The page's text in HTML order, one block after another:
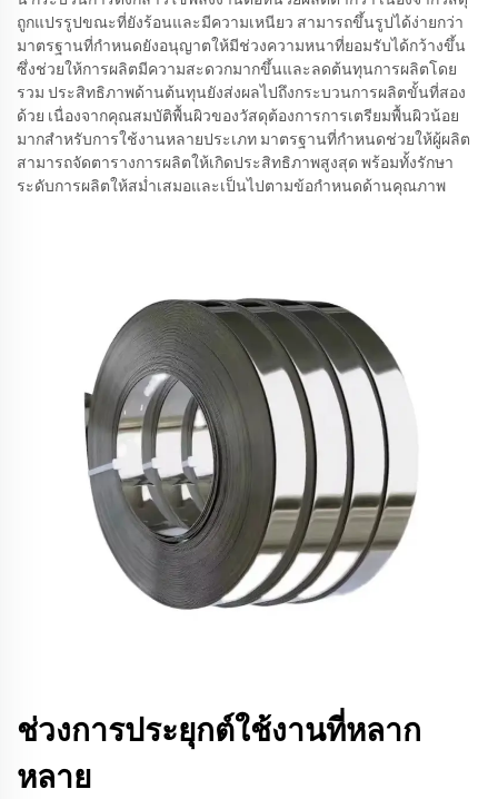
ถูกแปรรูปขณะที่ยังร้อนและมีความเหนียว สามารถขึ้นรูปได้ง่ายกว่า
มาตรฐานที่กำหนดยังอนุญาตให้มีช่วงความหนาที่ยอมรับได้กว้างขึ้น
ซึ่งช่วยให้การผลิตมีความสะดวกมากขึ้นและลดต้นทุนการผลิตโดย
รวม ประสิทธิภาพด้านต้นทุนยังส่งผลไปถึงกระบวนการผลิตขั้นที่สอง
ด้วย เนื่องจากคุณสมบัติพื้นผิวของวัสดุต้องการการเตรียมพื้นผิวน้อย
มากสำหรับการใช้งานหลายประเภท มาตรฐานที่กำหนดช่วยให้ผู้ผลิต
สามารถจัดตารางการผลิตให้เกิดประสิทธิภาพสูงสุด พร้อมทั้งรักษา
ระดับการผลิตให้สม่ำเสมอและเป็นไปตามข้อกำหนดด้านคุณภาพ
ช่วงการประยุกต์ใช้งานที่หลาก
หลาย